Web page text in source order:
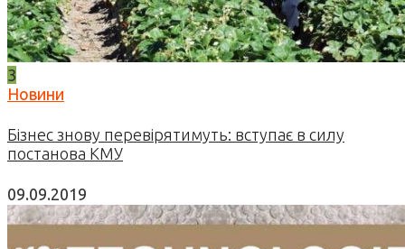
3
Новини
Бізнес знову перевірятимуть: вступає в силу
постанова КМУ
09.09.2019